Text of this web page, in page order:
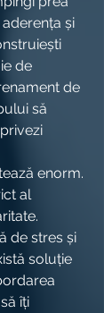
și
de
de
să
enorm.
al
de stres și
soluție
îți